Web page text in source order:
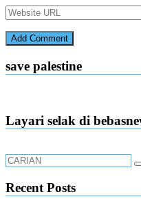
save palestine
Layari selak di
Recent Posts